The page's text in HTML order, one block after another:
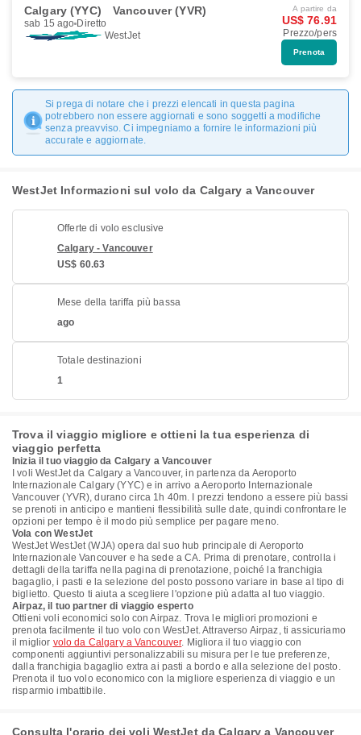
Calgary (YYC) Vancouver (YVR)
sab 15 ago Diretto
WestJet
A partire da
US$ 76.91
Prezzo/pers
Prenota
Si prega di notare che i prezzi elencati in questa pagina
potrebbero non essere aggiornati e sono soggetti a modifiche
senza preavviso. Ci impegniamo a fornire le informazioni più
accurate e aggiornate.
WestJet Informazioni sul volo da Calgary a Vancouver
Offerte di volo esclusive
Calgary - Vancouver
US$ 60.63
Mese della tariffa più bassa
ago
Totale destinazioni
1
Trova il viaggio migliore e ottieni la tua esperienza di
viaggio perfetta
Inizia il tuo viaggio da Calgary a Vancouver
I voli WestJet da Calgary a Vancouver, in partenza da Aeroporto
Internazionale Calgary (YYC) e in arrivo a Aeroporto Internazionale
Vancouver (YVR), durano circa 1h 40m. I prezzi tendono a essere più bassi
se prenoti in anticipo e mantieni flessibilità sulle date, quindi confrontare le
opzioni per tempo è il modo più semplice per pagare meno.
Vola con WestJet
WestJet WestJet (WJA) opera dal suo hub principale di Aeroporto
Internazionale Vancouver e ha sede a CA. Prima di prenotare, controlla i
dettagli della tariffa nella pagina di prenotazione, poiché la franchigia
bagaglio, i pasti e la selezione del posto possono variare in base al tipo di
biglietto. Questo ti aiuta a scegliere l'opzione più adatta al tuo viaggio.
Airpaz, il tuo partner di viaggio esperto
Ottieni voli economici solo con Airpaz. Trova le migliori promozioni e
prenota facilmente il tuo volo con WestJet. Attraverso Airpaz, ti assicuriamo
il miglior volo da Calgary a Vancouver. Migliora il tuo viaggio con
componenti aggiuntivi personalizzabili su misura per le tue preferenze,
dalla franchigia bagaglio extra ai pasti a bordo e alla selezione del posto.
Prenota il tuo volo economico con la migliore esperienza di viaggio e un
risparmio imbattibile.
Consulta l'orario dei voli WestJet da Calgary a Vancouver